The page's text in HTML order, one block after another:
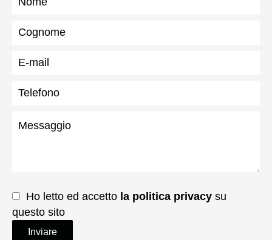
Ho letto ed accetto la politica privacy su
questo sito
Inviare